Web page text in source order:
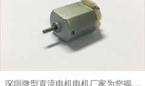
深圳微型直流电机电机厂家为您揭秘:微型直流电机的技术创新与市场应用